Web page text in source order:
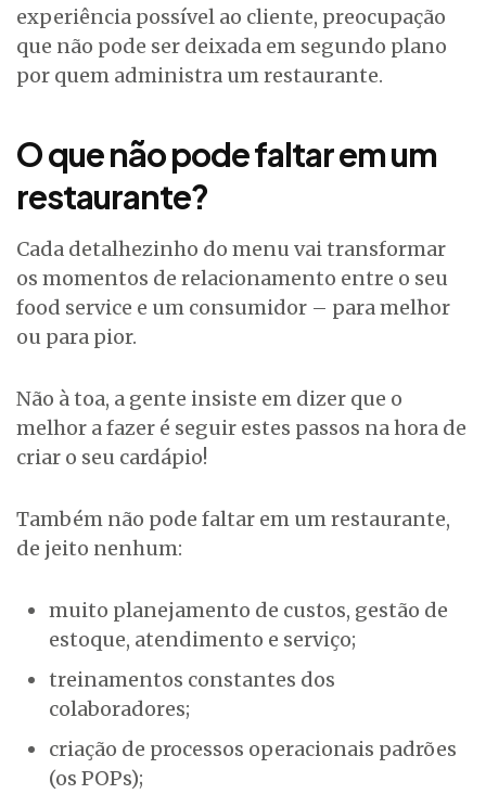
experiência possível ao cliente, preocupação
que não pode ser deixada em segundo plano
por quem administra um restaurante.
O que não pode faltar em um
restaurante?
Cada detalhezinho do menu vai transformar
os momentos de relacionamento entre o seu
food service e um consumidor – para melhor
ou para pior.
Não à toa, a gente insiste em dizer que o
melhor a fazer é seguir estes passos na hora de
criar o seu cardápio!
Também não pode faltar em um restaurante,
de jeito nenhum:
muito planejamento de custos, gestão de
estoque, atendimento e serviço;
treinamentos constantes dos
colaboradores;
criação de processos operacionais padrões
(os POPs);